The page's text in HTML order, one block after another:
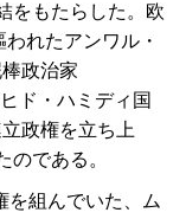
をもたらした。欧
われたアンワル・
政治家
ド・ハミディ国
政権を立ち上
のである。
を組んでいた、ム